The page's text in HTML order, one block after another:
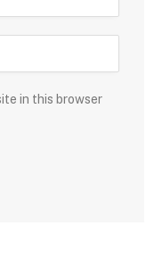
in this browser